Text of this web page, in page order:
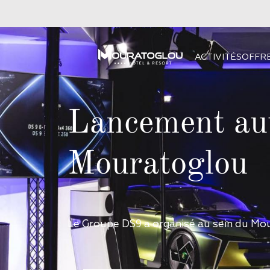
ACTIVITÉS
Lancement
Mouratoglou
Le Groupe DS9 a organisé au sein du